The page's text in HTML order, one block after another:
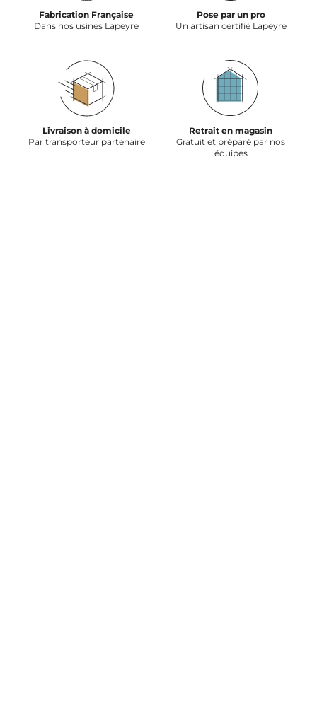
Fabrication Française
Dans nos usines Lapeyre
Pose par un pro
Un artisan certifié Lapeyre
Livraison à domicile
Par transporteur partenaire
Retrait en magasin
Gratuit et préparé par nos
équipes